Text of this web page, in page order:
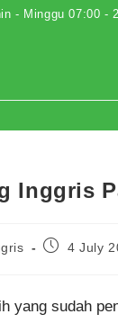
- Minggu 07:00 -
Inggris
Post4 July
yang sudah